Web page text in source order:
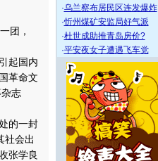
团，
起国内
革命文
志
的一封
社会出
张学良
·乌兰察布居民区连发爆炸
·忻州煤矿安监局好气派
·杜世成助推青岛房价?
·平安夜女子遭遇飞车党